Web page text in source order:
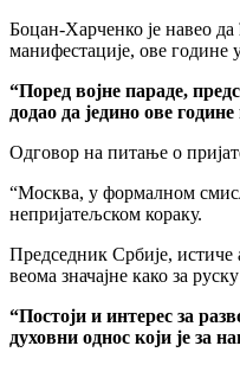
Боцан-Харченко је навео
манифестације, ове године
“Поред војне параде,
додао да једино ове
Одговор на питање о
“Москва, у формалном
непријатељском кораку.
Председник Србије, истиче
веома значајне како за
“Постоји и интерес за
духовни однос који је за